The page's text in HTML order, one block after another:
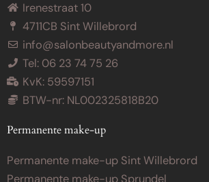
Irenestraat 10
4711CB Sint Willebrord
info@salonbeautyandmore.nl
Tel: 06 23 74 75 26
KvK: 59597151
BTW-nr: NL002325818B20
Permanente make-up
Permanente make-up Sint Willebrord
Permanente make-up Sprundel